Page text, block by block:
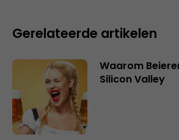
Gerelateerde artikelen
Waarom
Silicon Valley